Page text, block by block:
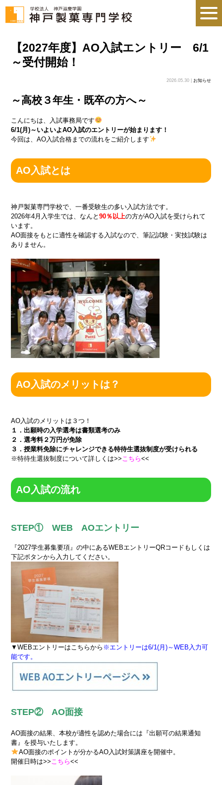
【2027年度】AO入試エントリー 6/1
～受付開始！
2026.05.30 | お知らせ
～高校３年生・既卒の方へ～
こんにちは、入試事務局です
6/1(月)～いよいよAO入試のエントリーが始まります！
今回は、AO入試合格までの流れをご紹介します
AO入試とは
神戸製菓専門学校で、一番受験生の多い入試方法です。
2026年4月入学生では、なんと90％以上の方がAO入試を受けられて
います。
AO面接をもとに適性を確認する入試なので、筆記試験・実技試験は
ありません。
AO入試のメリットは？
AO入試のメリットは３つ！
１．出願時の入学選考は書類選考のみ
２．選考料２万円が免除
３．授業料免除にチャレンジできる特待生選抜制度が受けられる
※特待生選抜制度について詳しくは>> こちら<<
AO入試の流れ
STEP① WEB AOエントリー
『2027学生募集要項』の中にあるWEBエントリーQRコードもしくは
下記ボタンから入力してください。
▼WEBエントリーはこちらから ※エントリーは6/1(月)～WEB入力可
能です。
STEP② AO面接
AO面接の結果、本校が適性を認めた場合には『出願可の結果通知
書』を授与いたします。
AO面接のポイントが分かるAO入試対策講座を開催中。
開催日時は>> こちら<<